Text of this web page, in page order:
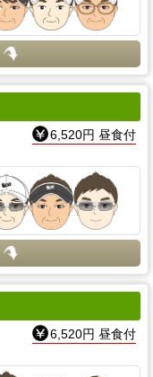
6,520円 昼食付
6,520円 昼食付